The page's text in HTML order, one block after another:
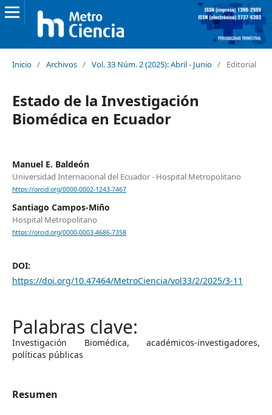
Inicio / Archivos / Vol. 33 Núm. 2 (2025): Abril - Junio / Editorial
Estado de la Investigación
Biomédica en Ecuador
Manuel E. Baldeón
Universidad Internacional del Ecuador - Hospital Metropolitano
https://orcid.org/0000-0002-1243-7467
Santiago Campos-Miño
Hospital Metropolitano
https://orcid.org/0000-0003-4686-7358
DOI:
https://doi.org/10.47464/MetroCiencia/vol33/2/2025/3-11
Investigación Biomédica, académicos-investigadores,
políticas públicas
Resumen